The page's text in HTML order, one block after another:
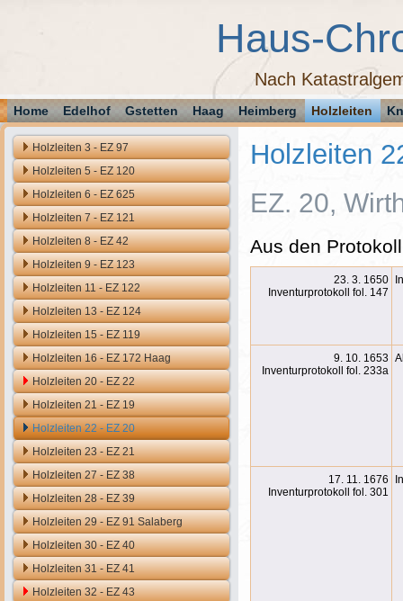
Haus-
Nach
Home Edelhof Gstetten Haag Heimberg Holzleiten
Holzleiten 3 - EZ 97
Holzleiten 5 - EZ 120
Holzleiten 6 - EZ 625
Holzleiten 7 - EZ 121
Holzleiten 8 - EZ 42
Holzleiten 9 - EZ 123
Holzleiten 11 - EZ 122
Holzleiten 13 - EZ 124
Holzleiten 15 - EZ 119
Holzleiten 16 - EZ 172 Haag
Holzleiten 20 - EZ 22
Holzleiten 21 - EZ 19
Holzleiten 22 - EZ 20
Holzleiten 23 - EZ 21
Holzleiten 27 - EZ 38
Holzleiten 28 - EZ 39
Holzleiten 29 - EZ 91 Salaberg
Holzleiten 30 - EZ 40
Holzleiten 31 - EZ 41
Holzleiten 32 - EZ 43
Holzleiten
EZ. 20,
Aus den
23. 3. 1650
Inventurprotokoll fol. 147
9. 10. 1653
Inventurprotokoll fol. 233a
17. 11. 1676
Inventurprotokoll fol. 301